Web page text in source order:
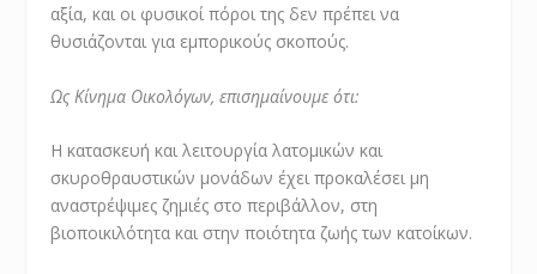
αξία, και οι φυσικοί πόροι της δεν πρέπει να
θυσιάζονται για εμπορικούς σκοπούς.
Ως Κίνημα Οικολόγων, επισημαίνουμε ότι:
Η κατασκευή και λειτουργία λατομικών και
σκυροθραυστικών μονάδων έχει προκαλέσει μη
αναστρέψιμες ζημιές στο περιβάλλον, στη
βιοποικιλότητα και στην ποιότητα ζωής των κατοίκων.